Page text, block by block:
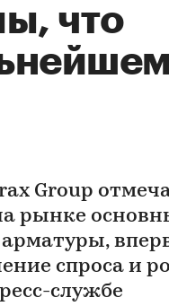
что
Group
рынке
спроса и
службе